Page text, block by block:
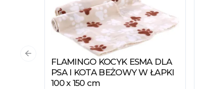
Zobacz produkt
FLAMINGO KOCYK ESMA DLA
PSA I KOTA BEŻOWY W ŁAPKI
100 x 150 cm
Poprzedni slajd